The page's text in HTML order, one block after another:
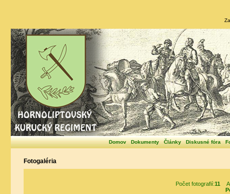
Domov Dokumenty Články Diskusné fóra
Fotogaléria
Počet fotografií:11